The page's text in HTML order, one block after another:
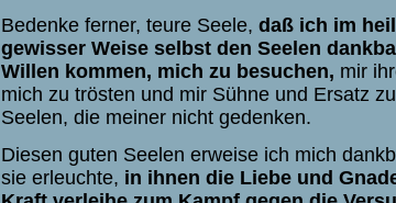
Bedenke ferner, teure Seele, daß ich im
gewisser Weise selbst den Seelen
Willen kommen, mich zu besuchen, mir
mich zu trösten und mir Sühne und Ersatz
Seelen, die meiner nicht gedenken.
Diesen guten Seelen erweise ich mich
sie erleuchte, in ihnen die Liebe und